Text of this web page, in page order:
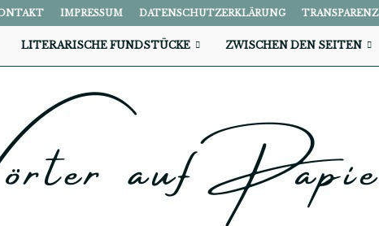
IMPRESSUM DATENSCHUTZERKLÄRUNG TRANSPARENZ
LITERARISCHE FUNDSTÜCKE ZWISCHEN DEN SEITEN